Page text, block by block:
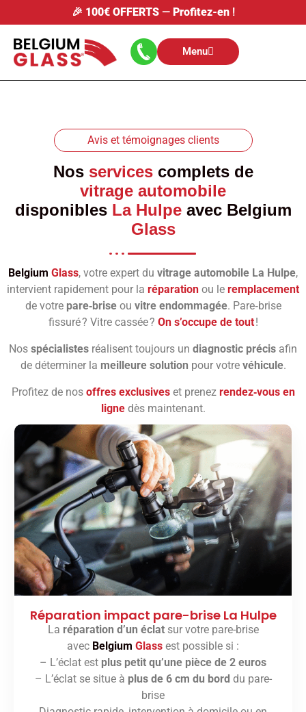
🎉 100€ OFFERTS— Profitez-en!
Menu
Avis et témoignages clients
Nos servicescomplets de
vitrage automobile
disponibles La Hulpeavec Belgium
Glass
Belgium Glass, votre expert du vitrage automobile La Hulpe,
intervient rapidement pour la réparation ou le remplacement
de votre pare‑briseou vitre endommagée. Pare‑brise
fissuré ? Vitre cassée ? On s’occupe de tout!
Nos spécialistes réalisent toujours un diagnostic précis afin
de déterminer la meilleure solution pour votre véhicule.
Profitez de nos offres exclusiveset prenez rendez‑vous en
lignedès maintenant.
Réparation impact pare-brise La Hulpe
La réparation d’un éclatsur votre pare-brise
avec Belgium Glass est possible si :
– L’éclat est plus petit qu’une pièce de 2 euros
– L’éclat se situe à plus de 6 cm du bord du pare-
brise